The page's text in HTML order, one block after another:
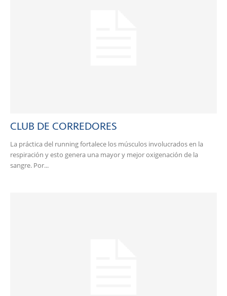
CLUB DE CORREDORES
La práctica del running fortalece los músculos involucrados en la
respiración y esto genera una mayor y mejor oxigenación de la
sangre. Por...